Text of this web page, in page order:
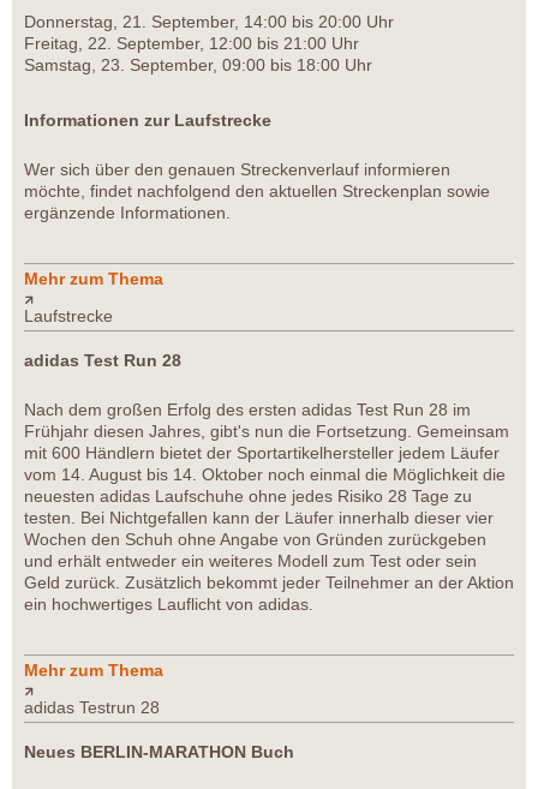
Donnerstag, 21. September, 14:00 bis 20:00 Uhr
Freitag, 22. September, 12:00 bis 21:00 Uhr
Samstag, 23. September, 09:00 bis 18:00 Uhr
Informationen zur Laufstrecke
Wer sich über den genauen Streckenverlauf informieren
möchte, findet nachfolgend den aktuellen Streckenplan sowie
ergänzende Informationen.
Mehr zum Thema
Laufstrecke
adidas Test Run 28
Nach dem großen Erfolg des ersten adidas Test Run 28 im
Frühjahr diesen Jahres, gibt's nun die Fortsetzung. Gemeinsam
mit 600 Händlern bietet der Sportartikelhersteller jedem Läufer
vom 14. August bis 14. Oktober noch einmal die Möglichkeit die
neuesten adidas Laufschuhe ohne jedes Risiko 28 Tage zu
testen. Bei Nichtgefallen kann der Läufer innerhalb dieser vier
Wochen den Schuh ohne Angabe von Gründen zurückgeben
und erhält entweder ein weiteres Modell zum Test oder sein
Geld zurück. Zusätzlich bekommt jeder Teilnehmer an der Aktion
ein hochwertiges Lauflicht von adidas.
Mehr zum Thema
adidas Testrun 28
Neues BERLIN-MARATHON Buch